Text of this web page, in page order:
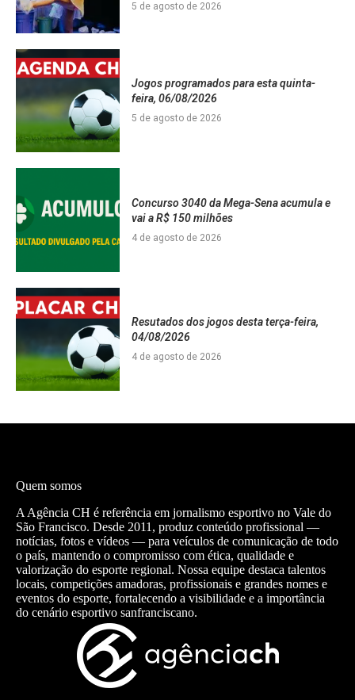
5 de agosto de 2026
Jogos programados para esta quinta-
feira, 06/08/2026
5 de agosto de 2026
Concurso 3040 da Mega-Sena acumula e
vai a R$ 150 milhões
4 de agosto de 2026
Resutados dos jogos desta terça-feira,
04/08/2026
4 de agosto de 2026
Quem somos
A Agência CH é referência em jornalismo esportivo no Vale do
São Francisco. Desde 2011, produz conteúdo profissional —
notícias, fotos e vídeos — para veículos de comunicação de todo
o país, mantendo o compromisso com ética, qualidade e
valorização do esporte regional. Nossa equipe destaca talentos
locais, competições amadoras, profissionais e grandes nomes e
eventos do esporte, fortalecendo a visibilidade e a importância
do cenário esportivo sanfranciscano.